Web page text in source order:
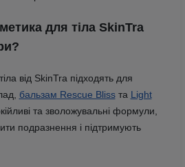
для тіла SkinTra
від SkinTra підходять для
бальзам Rescue Blissта Light
та зволожувальні формули,
подразнення і підтримують